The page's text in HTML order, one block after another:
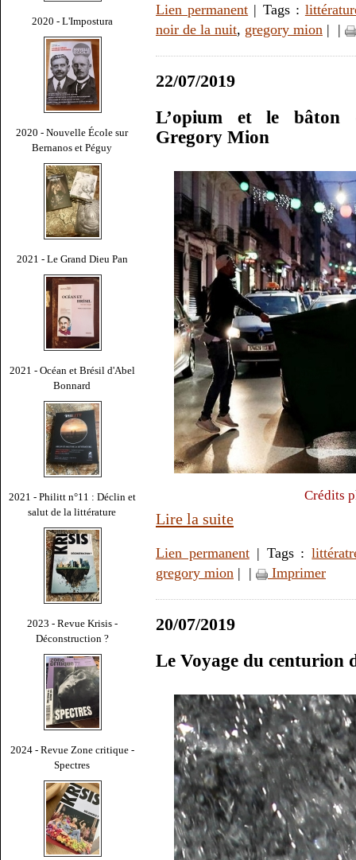
2020 - L'Impostura
2020 - Nouvelle École sur
Bernanos et Péguy
2021 - Le Grand Dieu Pan
2021 - Océan et Brésil d'Abel
Bonnard
2021 - Philitt n°11 : Déclin et
salut de la littérature
2023 - Revue Krisis -
Déconstruction ?
2024 - Revue Zone critique -
Spectres
Lien permanent | Tags :
noir de la nuit, gregory mion | |
22/07/2019
L’opium et le bâton
Gregory Mion
Crédits
Lire la suite
Lien permanent| Tags :
gregory mion | | Imprimer
20/07/2019
Le Voyage du centurion